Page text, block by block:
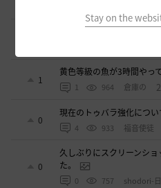
Stay on the
ベテラン募集
1
黄色等級の魚が3時間やっ
1 964 倉庫の
0
現在のトゥバラ強化につい
4 933 福音使徒
0
久しぶりにスクリーンシ
た。
0 757 shodori-